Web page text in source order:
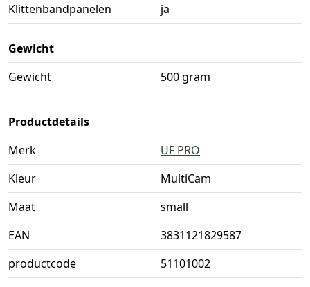
Klittenbandpanelen
ja
Gewicht
Gewicht
500 gram
Productdetails
Merk
UF PRO
Kleur
MultiCam
Maat
small
EAN
3831121829587
productcode
51101002